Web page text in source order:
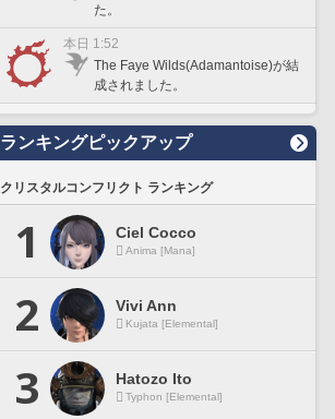
た。
本日 1:52
The Faye Wilds(Adamantoise)が結
成されました。
ランキングピックアップ
クリスタルコンフリクト ランキング
1 Ciel Cocco
Anima [Mana]
2 Vivi Ann
Kujata [Elemental]
3 Hatozo Ito
Typhon [Elemental]